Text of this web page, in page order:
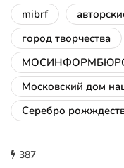
mibrf
город творчества
Московский дом
Серебро
387